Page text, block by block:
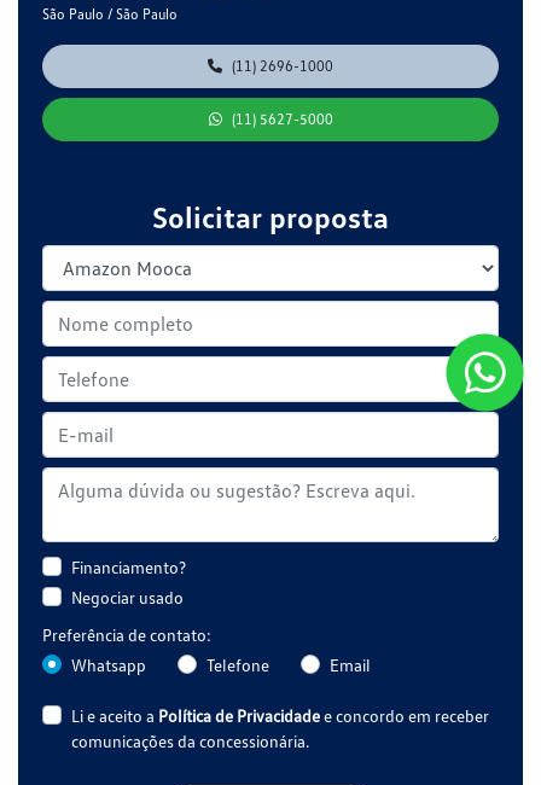
São Paulo / São Paulo
(11) 2696-1000
(11) 5627-5000
Solicitar proposta
Financiamento?
Negociar usado
Preferência de contato:
Whatsapp
Telefone Email
Li e aceito a Política de Privacidadee concordo em receber
comunicações da concessionária.